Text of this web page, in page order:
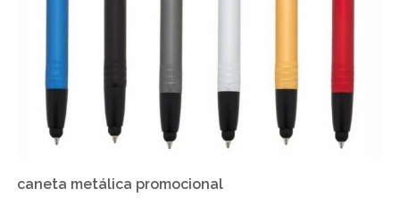
caneta metálica promocional